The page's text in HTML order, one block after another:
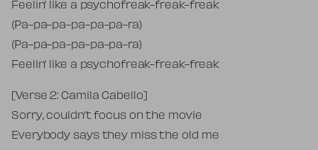
Feelin’ like a psychofreak-freak-freak
(Pa-pa-pa-pa-pa-pa-ra)
(Pa-pa-pa-pa-pa-pa-ra)
Feelin’ like a psychofreak-freak-freak
[Verse 2: Camila Cabello]
Sorry, couldn’t focus on the movie
Everybody says they miss the old me